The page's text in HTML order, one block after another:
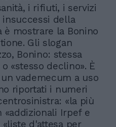
i rifiuti, i servizi
insuccessi della
è mostrare la Bonino
Gli slogan
Bonino: stessa
«stesso declino». È
vademecum a uso
riportati i numeri
«la più
«addizionali Irpef e
d'attesa per